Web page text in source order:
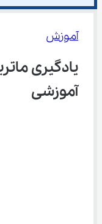
آموزش
آموزشی